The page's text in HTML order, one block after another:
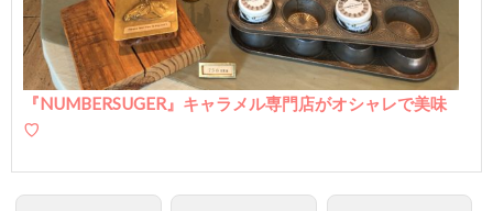
『NUMBERSUGER』キャラメル専門店がオシャレで美味
♡